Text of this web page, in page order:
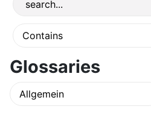
Glossaries